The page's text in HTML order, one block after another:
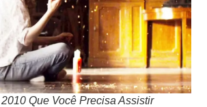
Que Você Precisa Assistir